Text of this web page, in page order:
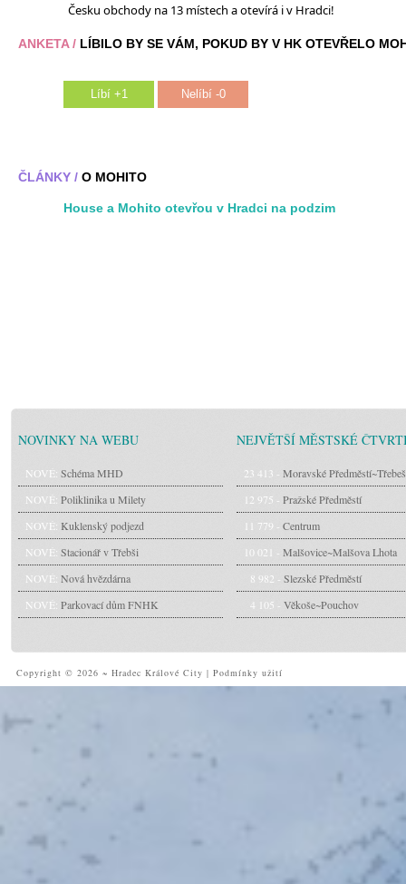
Česku obchody na 13 místech a otevírá i v Hradci!
ANKETA / LÍBILO BY SE VÁM, POKUD BY V HK OTEVŘELO
Líbí +1 Nelíbí -0
ČLÁNKY / O MOHITO
House a Mohito otevřou v Hradci na podzim
NOVINKY NA WEBU
NOVÉ: Schéma MHD
NOVÉ: Poliklinika u Milety
NOVÉ: Kuklenský podjezd
NOVÉ: Stacionář v Třebši
NOVÉ: Nová hvězdárna
NOVÉ: Parkovací dům FNHK
NEJVĚTŠÍ MĚSTSKÉ
23 413 - Moravské Předměstí~Třebeš
12 975 - Pražské Předměstí
11 779 - Centrum
10 021 - Malšovice~Malšova Lhota
8 982 - Slezské Předměstí
4 105 - Věkoše~Pouchov
Copyright © 2026 ~ Hradec Králové City | Podmínky užití